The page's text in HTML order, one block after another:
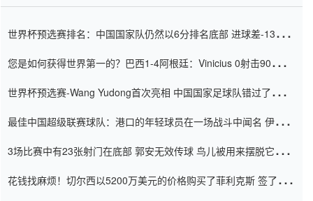
世界杯预选赛排名：中国国家队仍然以6分排名底部 进球差-13令人
您是如何获得世界第一的？巴西1-4阿根廷：Vinicius 0射击90分钟
世界杯预选赛-Wang Yudong首次亮相 中国国家足球队错过了世界
最佳中国超级联赛球队：港口的年轻球员在一场战斗中闻名 伊万放
3场比赛中有23张射门在底部 郭安无效传球 鸟儿被用来摆脱它
花钱找麻烦！切尔西以5200万美元的价格购买了菲利克斯 签了7年